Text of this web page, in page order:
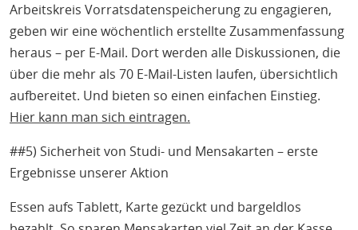
Arbeitskreis Vorratsdatenspeicherung zu engagieren,
geben wir eine wöchentlich erstellte Zusammenfassung
heraus – per E-Mail. Dort werden alle Diskussionen, die
über die mehr als 70 E-Mail-Listen laufen, übersichtlich
aufbereitet. Und bieten so einen einfachen Einstieg.
Hier kann man sich eintragen.
##5) Sicherheit von Studi- und Mensakarten – erste
Ergebnisse unserer Aktion
Essen aufs Tablett, Karte gezückt und bargeldlos